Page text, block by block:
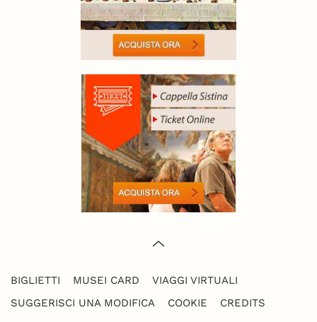
BIGLIETTI MUSEI CARD
VIAGGI VIRTUALI
SUGGERISCI UNA MODIFICA
COOKIE CREDITS